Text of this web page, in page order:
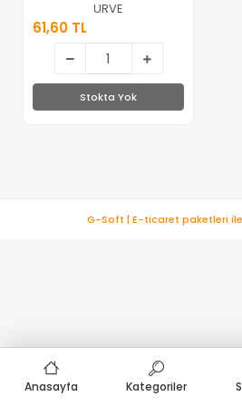
Pompalı
Süngermatik*36
URVE
61,60 TL
Stokta Yok
Anasayfa Kategoriler
G-Soft | E-ticaret paketleri ile